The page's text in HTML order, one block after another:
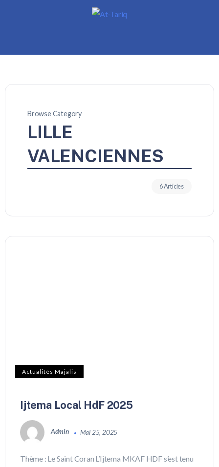
Browse Category
LILLE
VALENCIENNES
6 Articles
Actualités Majalis
Ijtema Local HdF 2025
Admin Mai 25, 2025
Thème : Le Saint Coran L’Ijtema MKAF HDF s’est tenu